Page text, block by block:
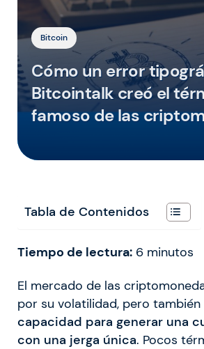
Bitcoin
Cómo un error
Bitcointalk creó el
famoso de las
Tabla de Contenidos
Tiempo de lectura: 6 minutos
El mercado de las
por su volatilidad, pero también
capacidad para generar una
con una jerga única. Pocos